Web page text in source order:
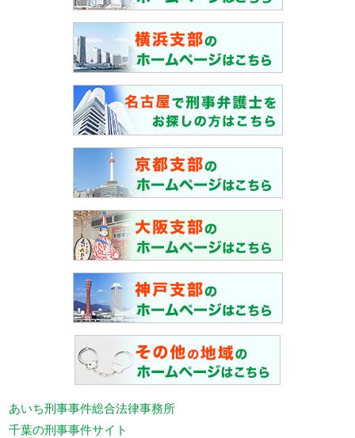
あいち刑事事件総合法律事務所
千葉の刑事事件サイト